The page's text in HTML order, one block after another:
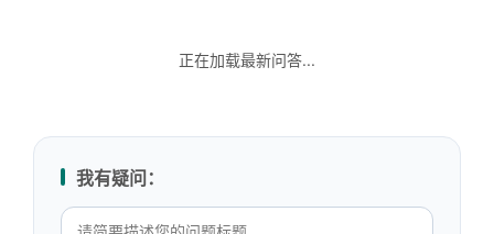
正在加载最新问答...
我有疑问：